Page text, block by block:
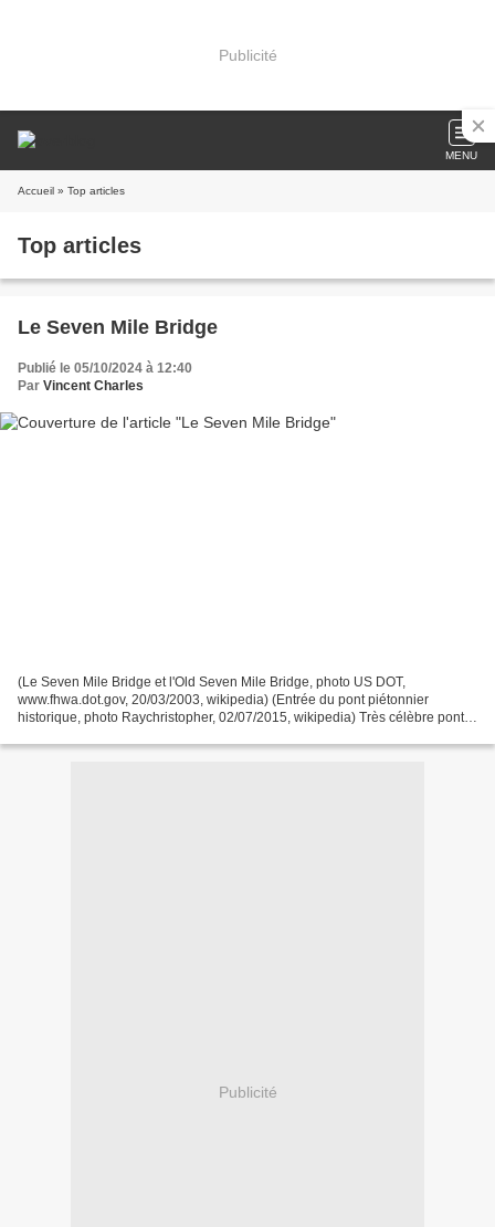
Publicité
MENU
Accueil » Top articles
Top articles
Le Seven Mile Bridge
Publié le 05/10/2024 à 12:40
Par Vincent Charles
(Le Seven Mile Bridge et l'Old Seven Mile Bridge, photo US DOT,
www.fhwa.dot.gov, 20/03/2003, wikipedia) (Entrée du pont piétonnier
historique, photo Raychristopher, 02/07/2015, wikipedia) Très célèbre pont
Publicité